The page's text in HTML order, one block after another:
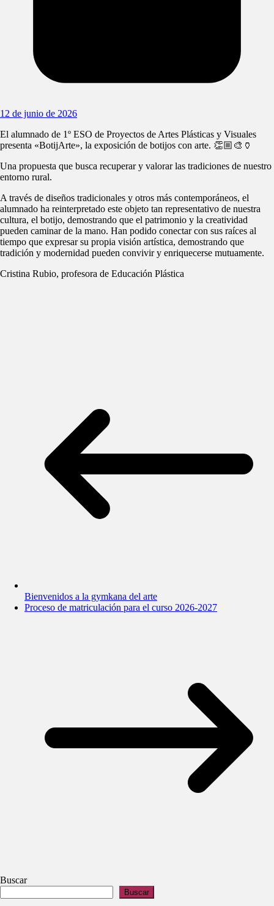
12 de junio de 2026
El alumnado de 1º ESO de Proyectos de Artes Plásticas y Visuales
presenta «BotijArte», la exposición de botijos con arte. 👏🏼🎨🏺
Una propuesta que busca recuperar y valorar las tradiciones de nuestro
entorno rural.
A través de diseños tradicionales y otros más contemporáneos, el
alumnado ha reinterpretado este objeto tan representativo de nuestra
cultura, el botijo, demostrando que el patrimonio y la creatividad
pueden caminar de la mano. Han podido conectar con sus raíces al
tiempo que expresar su propia visión artística, demostrando que
tradición y modernidad pueden convivir y enriquecerse mutuamente.
Cristina Rubio, profesora de Educación Plástica
Bienvenidos a la gymkana del arte
Proceso de matriculación para el curso 2026-2027
Buscar
Buscar